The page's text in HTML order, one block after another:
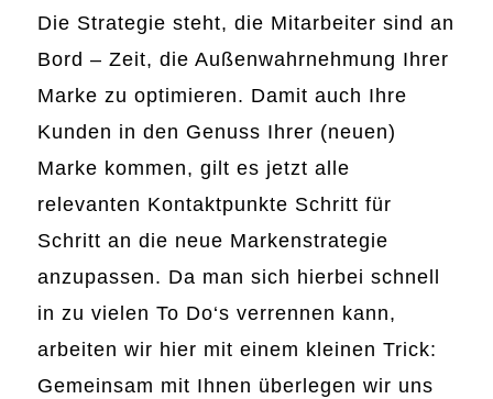
Die Strategie steht, die Mitarbeiter sind an
Bord – Zeit, die Außenwahrnehmung Ihrer
Marke zu optimieren. Damit auch Ihre
Kunden in den Genuss Ihrer (neuen)
Marke kommen, gilt es jetzt alle
relevanten Kontaktpunkte Schritt für
Schritt an die neue Markenstrategie
anzupassen. Da man sich hierbei schnell
in zu vielen To Do‘s verrennen kann,
arbeiten wir hier mit einem kleinen Trick:
Gemeinsam mit Ihnen überlegen wir uns